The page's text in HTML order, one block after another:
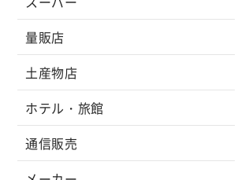
量販店
土産物店
ホテル・旅館
通信販売